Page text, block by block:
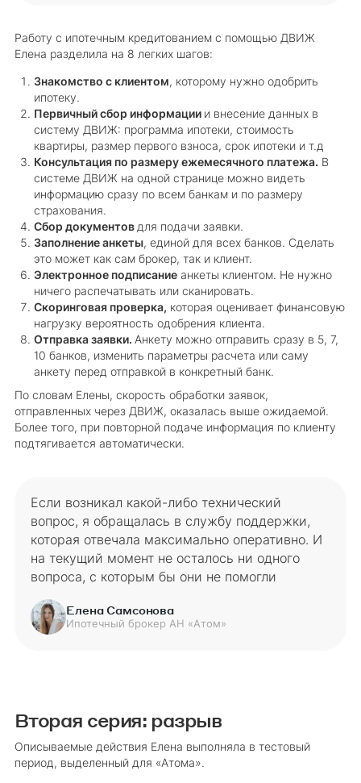
Работу с ипотечным кредитованием с помощью ДВИЖ
Елена разделила на 8 легких шагов:
Знакомство с клиентом, которому нужно одобрить
ипотеку.
Первичный сбор информации и внесение данных в
систему ДВИЖ: программа ипотеки, стоимость
квартиры, размер первого взноса, срок ипотеки и т.д
Консультация по размеру ежемесячного платежа. В
системе ДВИЖ на одной странице можно видеть
информацию сразу по всем банкам и по размеру
страхования.
Сбор документов для подачи заявки.
Заполнение анкеты, единой для всех банков. Сделать
это может как сам брокер, так и клиент.
Электронное подписаниеанкеты клиентом. Не нужно
ничего распечатывать или сканировать.
Скоринговая проверка, которая оценивает финансовую
нагрузку вероятность одобрения клиента.
Отправка заявки. Анкету можно отправить сразу в 5, 7,
10 банков, изменить параметры расчета или саму
анкету перед отправкой в конкретный банк.
По словам Елены, скорость обработки заявок,
отправленных через ДВИЖ, оказалась выше ожидаемой.
Более того, при повторной подаче информация по клиенту
подтягивается автоматически.
Если возникал какой-либо технический
вопрос, я обращалась в службу поддержки,
которая отвечала максимально оперативно. И
на текущий момент не осталось ни одного
вопроса, с которым бы они не помогли
Елена Самсонова
Ипотечный брокер АН «Атом»
Вторая серия: разрыв
Описываемые действия Елена выполняла в тестовый
период, выделенный для «Атома».